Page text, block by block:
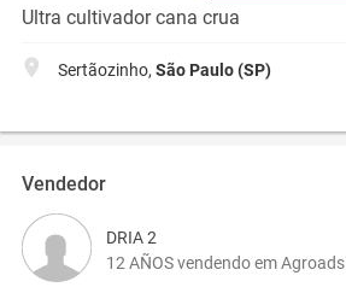
Ultra cultivador cana crua
Sertãozinho, São Paulo (SP)
Vendedor
DRIA 2
12 AÑOS vendendo em Agroads